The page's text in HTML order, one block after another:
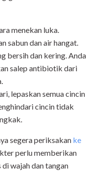
menekan luka.
sabun dan air hangat.
bersih dan kering. Anda
salep antibiotik dari
lepaskan semua cincin
cincin tidak
segera periksakan ke
perlu memberikan
wajah dan tangan